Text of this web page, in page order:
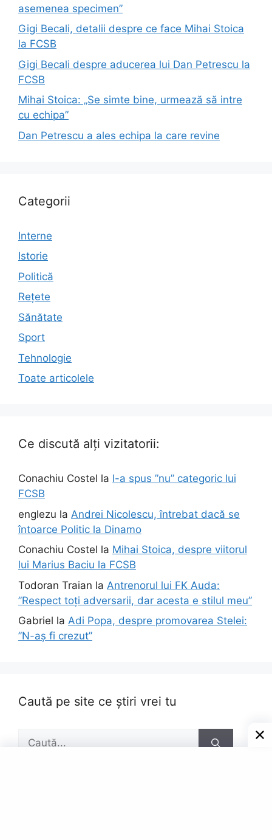
asemenea specimen”
Gigi Becali, detalii despre ce face Mihai Stoica
la FCSB
Gigi Becali despre aducerea lui Dan Petrescu la
FCSB
Mihai Stoica: „Se simte bine, urmează să intre
cu echipa”
Dan Petrescu a ales echipa la care revine
Categorii
Interne
Istorie
Politică
Rețete
Sănătate
Sport
Tehnologie
Toate articolele
Ce discută alți vizitatorii:
Conachiu Costel la I-a spus ”nu” categoric lui
FCSB
englezu la Andrei Nicolescu, întrebat dacă se
întoarce Politic la Dinamo
Conachiu Costel la Mihai Stoica, despre viitorul
lui Marius Baciu la FCSB
Todoran Traian la Antrenorul lui FK Auda:
”Respect toți adversarii, dar acesta e stilul meu”
Gabriel la Adi Popa, despre promovarea Stelei:
”N-aș fi crezut”
Caută pe site ce știri vrei tu
Caută
după: